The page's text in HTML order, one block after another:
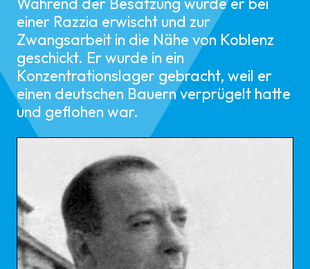
einer Razzia erwischt und zur
Zwangsarbeit in die Nähe von Koblenz
geschickt. Er wurde in ein
Konzentrationslager gebracht, weil er
einen deutschen Bauern verprügelt hatte
und geflohen war.